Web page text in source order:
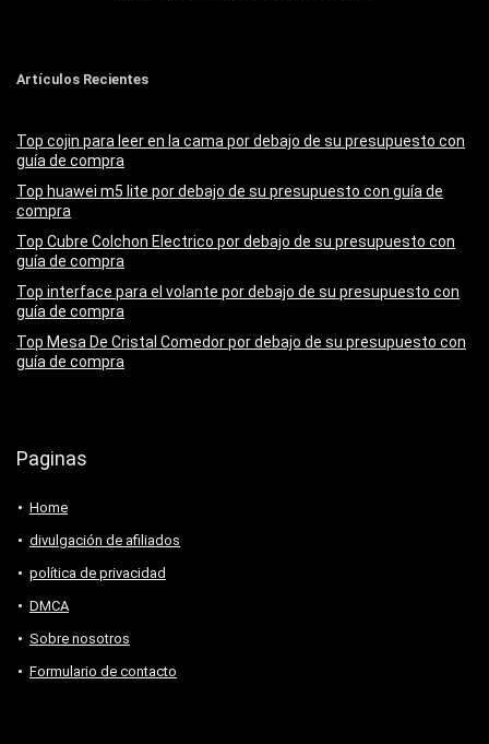
Artículos Recientes
Top cojin para leer en la cama por debajo de su presupuesto con
guía de compra
Top huawei m5 lite por debajo de su presupuesto con guía de
compra
Top Cubre Colchon Electrico por debajo de su presupuesto con
guía de compra
Top interface para el volante por debajo de su presupuesto con
guía de compra
Top Mesa De Cristal Comedor por debajo de su presupuesto con
guía de compra
Paginas
Home
divulgación de afiliados
política de privacidad
DMCA
Sobre nosotros
Formulario de contacto